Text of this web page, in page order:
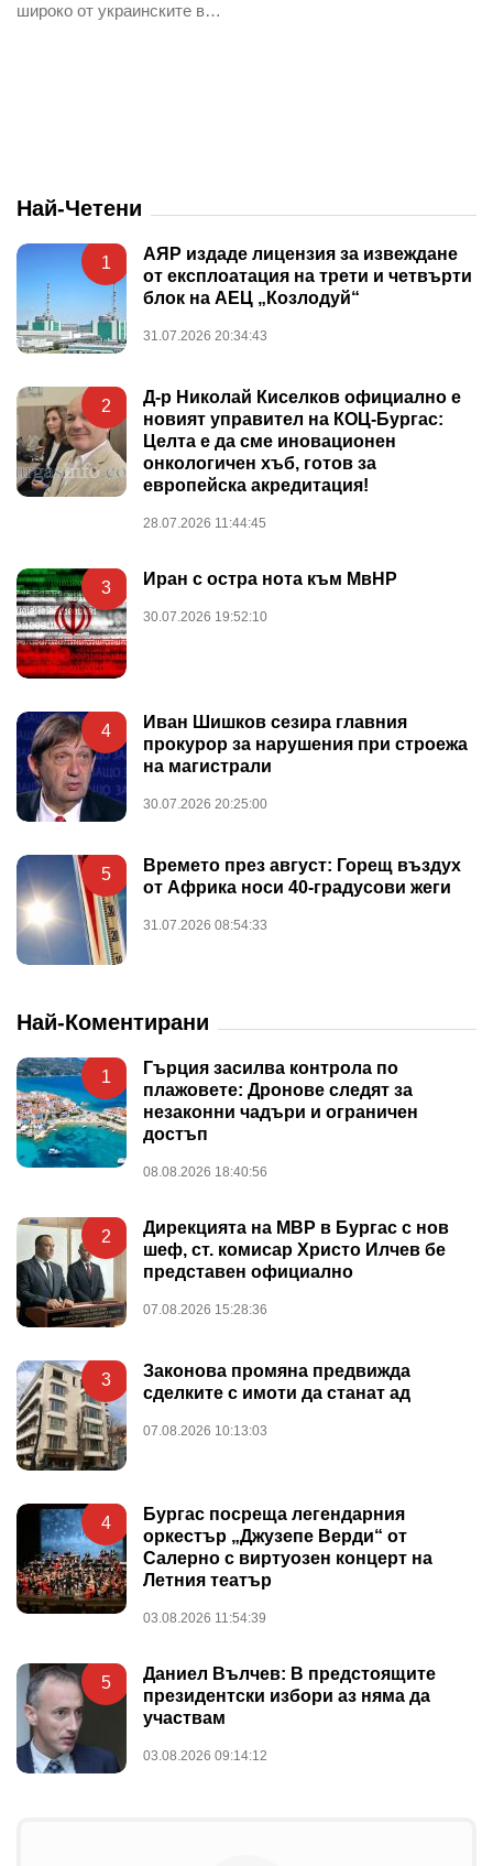
широко от украинските в…
Най-Четени
1
АЯР издаде лицензия за извеждане
от експлоатация на трети и четвърти
блок на АЕЦ „Козлодуй“
31.07.2026 20:34:43
2
Д-р Николай Киселков официално е
новият управител на КОЦ-Бургас:
Целта е да сме иновационен
онкологичен хъб, готов за
европейска акредитация!
28.07.2026 11:44:45
3 Иран с остра нота към МвНР
30.07.2026 19:52:10
4
Иван Шишков сезира главния
прокурор за нарушения при строежа
на магистрали
30.07.2026 20:25:00
5
Времето през август: Горещ въздух
от Африка носи 40-градусови жеги
31.07.2026 08:54:33
Най-Коментирани
1
Гърция засилва контрола по
плажовете: Дронове следят за
незаконни чадъри и ограничен
достъп
08.08.2026 18:40:56
2
Дирекцията на МВР в Бургас с нов
шеф, ст. комисар Христо Илчев бе
представен официално
07.08.2026 15:28:36
3
Законова промяна предвижда
сделките с имоти да станат ад
07.08.2026 10:13:03
4
Бургас посреща легендарния
оркестър „Джузепе Верди“ от
Салерно с виртуозен концерт на
Летния театър
03.08.2026 11:54:39
5
Даниел Вълчев: В предстоящите
президентски избори аз няма да
участвам
03.08.2026 09:14:12